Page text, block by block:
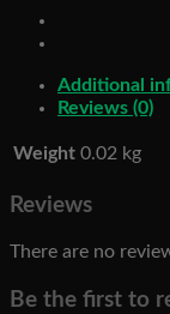
GARDA
quantity
Additional
Reviews (0)
Weight 0.02 kg
Reviews
There are no
Be the first to